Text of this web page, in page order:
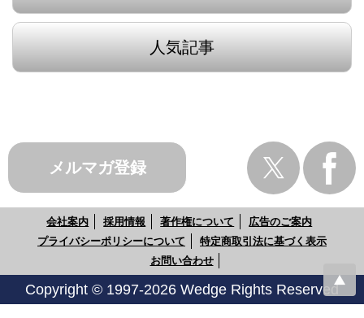
人気記事
メルマガ登録
会社案内 採用情報 著作権について
広告のご案内
プライバシーポリシーについて
特定商取引法に基づく表示
お問い合わせ
Copyright © 1997-2026 Wedge Rights Reserved